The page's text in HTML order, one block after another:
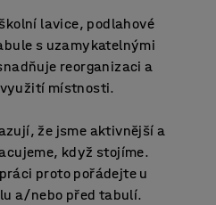
lavice, podlahové
s uzamykatelnými
reorganizaci a
místnosti.
že jsme aktivnější a
když stojíme.
proto pořádejte u
a/nebo před tabulí.